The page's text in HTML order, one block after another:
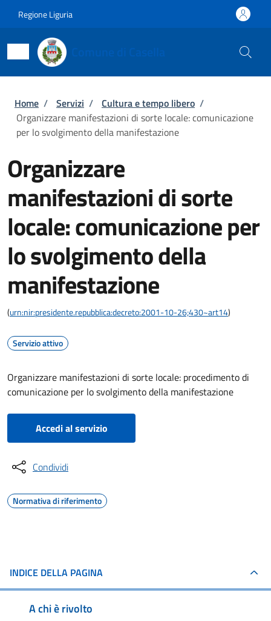
Regione Liguria
Briciole di pane
Home / Servizi / Cultura e tempo libero /
Organizzare manifestazioni di sorte locale: comunicazione
per lo svolgimento della manifestazione
Organizzare
manifestazioni di sorte
locale: comunicazione per
lo svolgimento della
manifestazione
(urn:nir:presidente.repubblica:decreto:2001-10-26;430~art14)
Servizio attivo
Organizzare manifestazioni di sorte locale: procedimento di
comunicazione per lo svolgimento della manifestazione
Accedi al servizio
Condividi
Normativa di riferimento
INDICE DELLA PAGINA
A chi è rivolto